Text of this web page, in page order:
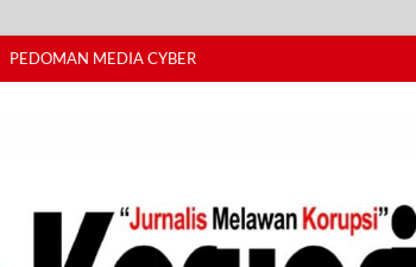
PEDOMAN MEDIA CYBER